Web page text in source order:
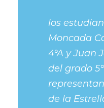
los
Moncada
4°A y Juan
del grado
de la